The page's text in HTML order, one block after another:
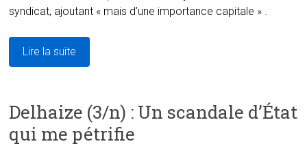
syndicat, ajoutant « mais d’une importance capitale » .
Lire la suite
Delhaize (3/n) : Un scandale d’État
qui me pétrifie